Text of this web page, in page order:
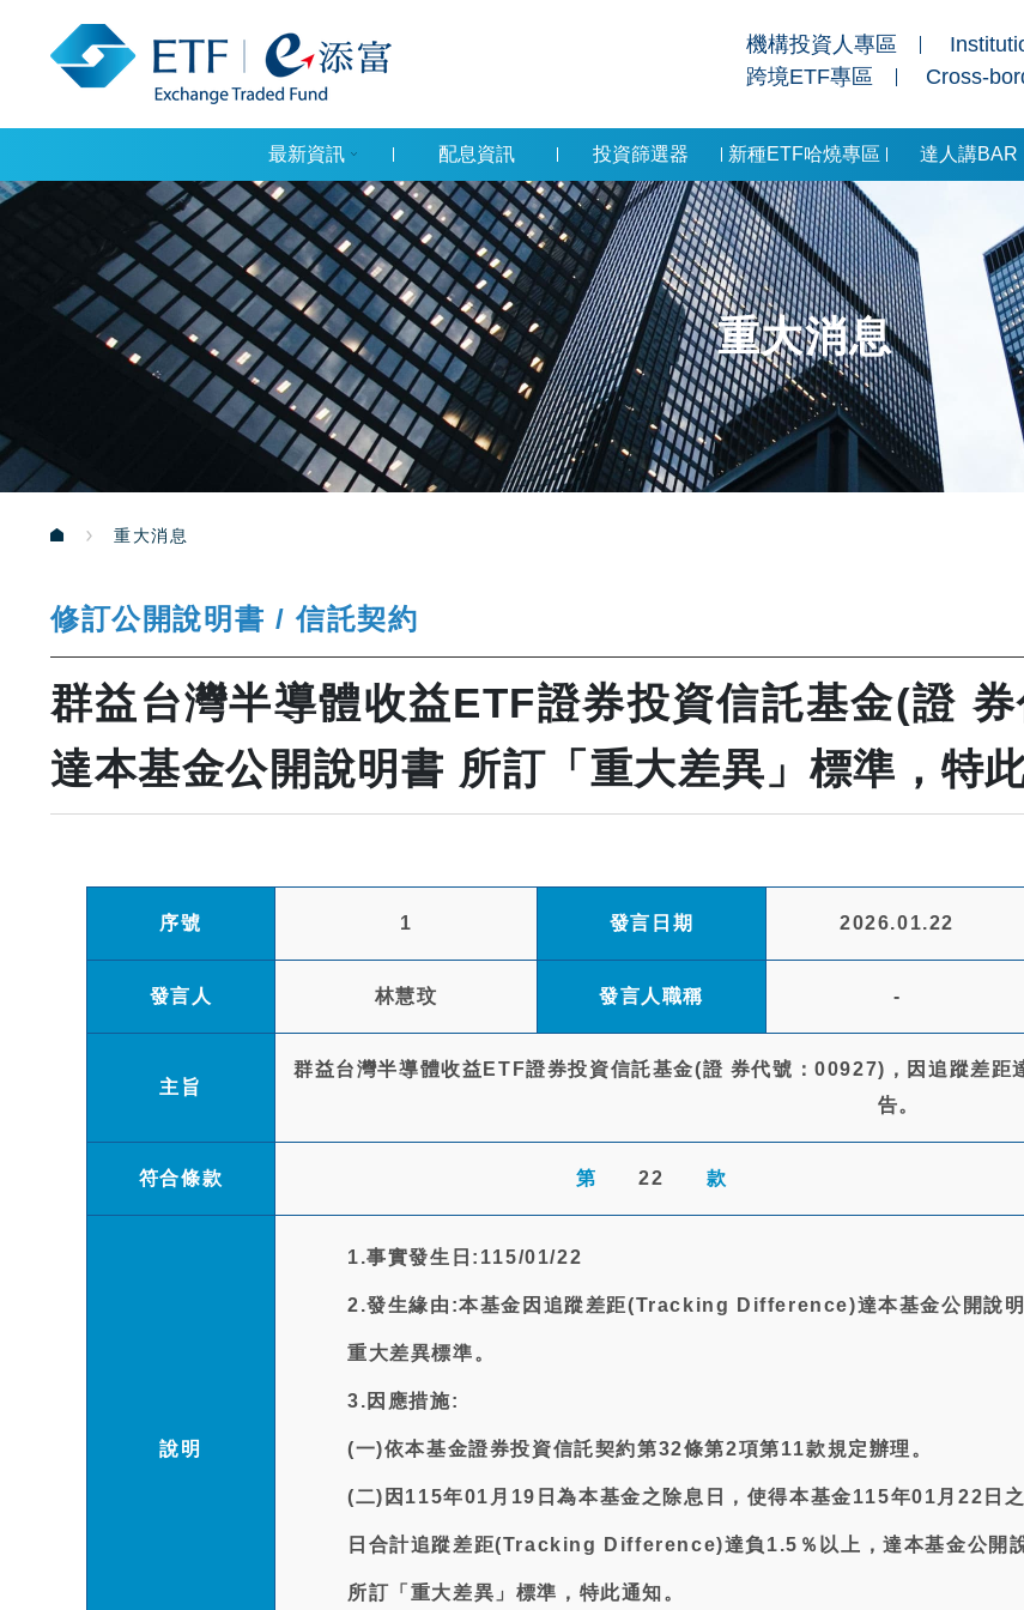
機構投資人專區
跨境ETF專區
Cross-
最新資訊 配息資訊 投資篩選器 新種ETF哈燒專區 達人講BAR
重大消息
重大消息
修訂公開說明書 / 信託契約
群益台灣半導體收益ETF證券投資信託基金(證
達本基金公開說明書 所訂「重大差異」標準，特此
序號 1 發言日期 2026.01.22
發言人 林慧玟 發言人職稱 -
主旨
群益台灣半導體收益ETF證券投資信託基金(證 券代號：00927)，因追蹤差距
告。
符合條款 第 22 款
說明
1.事實發生日:115/01/22
2.發生緣由:本基金因追蹤差距(Tracking Difference)達本基金公開說
重大差異標準。
3.因應措施:
(一)依本基金證券投資信託契約第32條第2項第11款規定辦理。
(二)因115年01月19日為本基金之除息日，使得本基金115年01月22日
日合計追蹤差距(Tracking Difference)達負1.5％以上，達本基金公開
所訂「重大差異」標準，特此通知。